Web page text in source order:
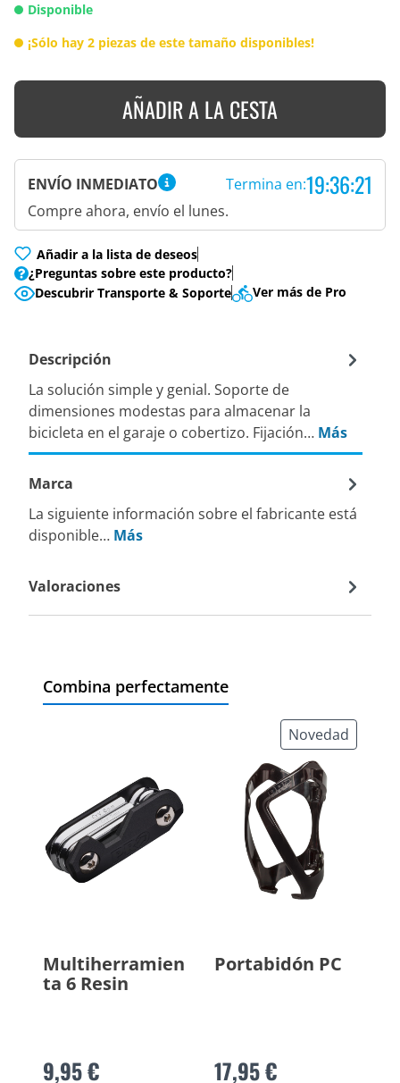
Disponible
¡Sólo hay 2 piezas de este tamaño disponibles!
AÑADIR A LA CESTA
ENVÍO INMEDIATO
Compre ahora, envío el lunes.
Termina en:19:36:20
Añadir a la lista de deseos
¿Preguntas sobre este producto?
Descubrir Transporte & Soporte
Ver más de Pro
Combina perfectamente
Multiherramien
ta 6 Resin
9,95 €
Novedad
Portabidón PC
17,95 €
Descripción
La solución simple y genial. Soporte de
dimensiones modestas para almacenar la
bicicleta en el garaje o cobertizo. Fijación… Más
Marca
La siguiente información sobre el fabricante está
disponible… Más
Valoraciones